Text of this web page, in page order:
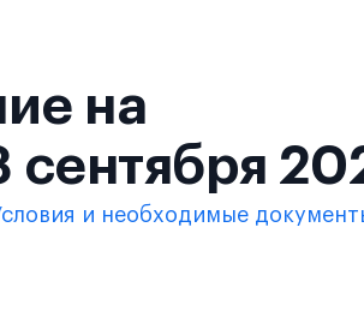
на
сентября
и необходимые